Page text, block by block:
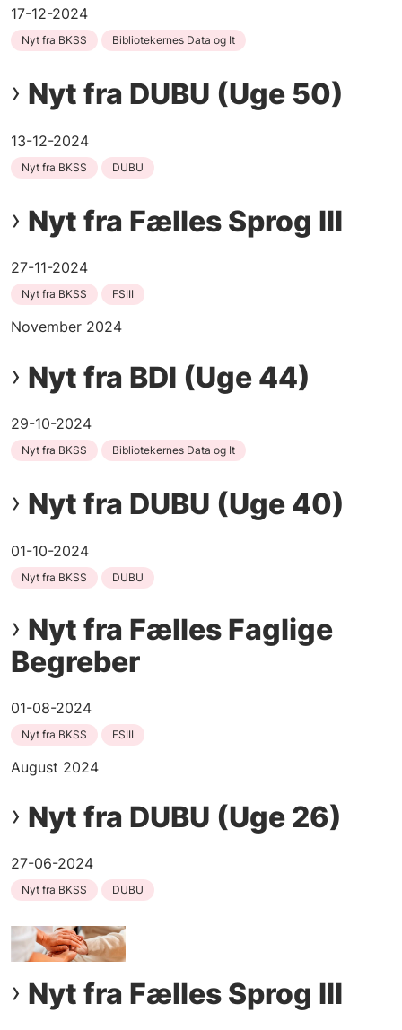
17-12-2024
Nyt fra BKSS Bibliotekernes Data og It
Nyt fra DUBU (Uge 50)
13-12-2024
Nyt fra BKSS DUBU
Nyt fra Fælles Sprog III
27-11-2024
Nyt fra BKSS FSIII
November 2024
Nyt fra BDI (Uge 44)
29-10-2024
Nyt fra BKSS Bibliotekernes Data og It
Nyt fra DUBU (Uge 40)
01-10-2024
Nyt fra BKSS DUBU
Nyt fra Fælles Faglige
Begreber
01-08-2024
Nyt fra BKSS FSIII
August 2024
Nyt fra DUBU (Uge 26)
27-06-2024
Nyt fra BKSS DUBU
Nyt fra Fælles Sprog III